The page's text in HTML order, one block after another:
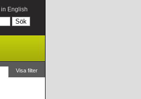
in English
Visa filter